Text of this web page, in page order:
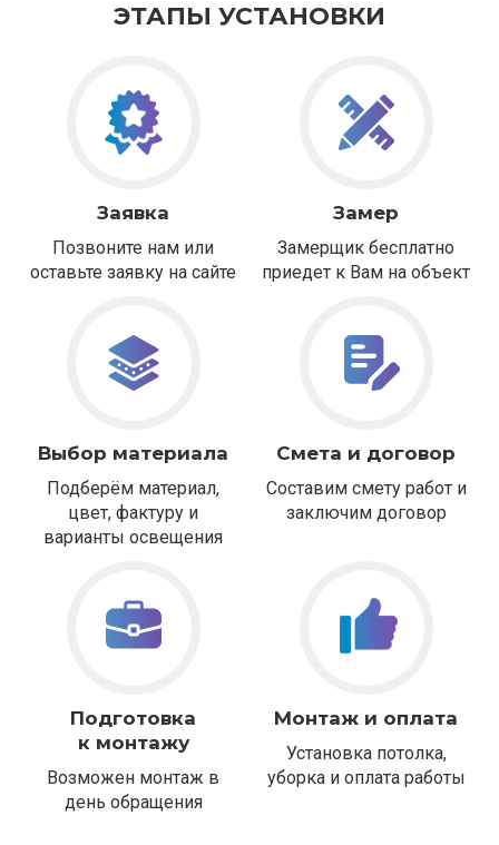
ЭТАПЫ УСТАНОВКИ
Заявка
Позвоните нам или
оставьте заявку на сайте
Замер
Замерщик бесплатно
приедет к Вам на объект
Выбор материала
Подберём материал,
цвет, фактуру и
варианты освещения
Смета и договор
Составим смету работ и
заключим договор
Подготовка
к монтажу
Возможен монтаж в
день обращения
Монтаж и оплата
Установка потолка,
уборка и оплата работы